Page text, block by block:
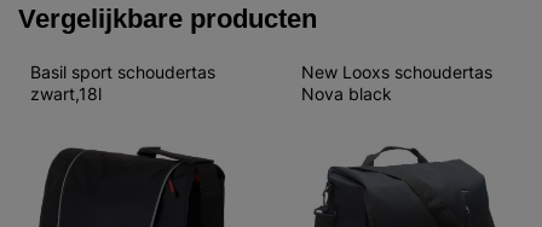
Vergelijkbare producten
Basil sport schoudertas
zwart,18l
New Looxs schoudertas
Nova black